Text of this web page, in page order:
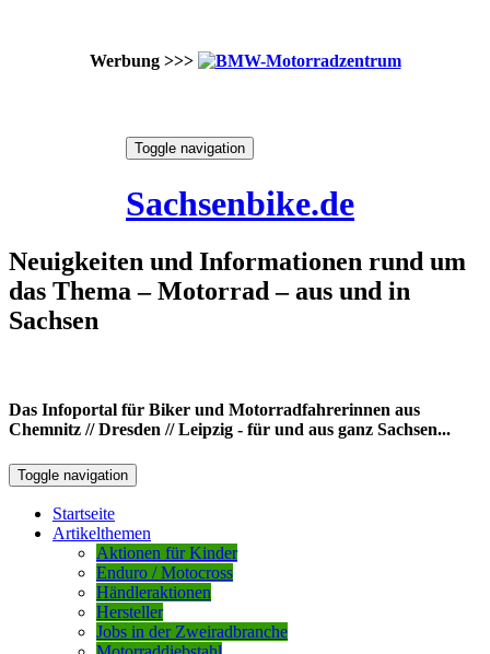
Werbung >>>
Toggle navigation
Sachsenbike.de
Neuigkeiten und Informationen rund um
das Thema – Motorrad – aus und in
Sachsen
Das Infoportal für Biker und Motorradfahrerinnen aus
Chemnitz // Dresden // Leipzig - für und aus ganz Sachsen...
Toggle navigation
Startseite
Artikelthemen
Aktionen für Kinder
Enduro / Motocross
Händleraktionen
Hersteller
Jobs in der Zweiradbranche